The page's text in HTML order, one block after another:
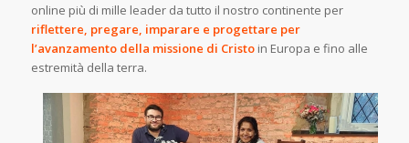
online più di mille leader da tutto il nostro continente per
riflettere, pregare, imparare e progettare per
l’avanzamento della missione di Cristoin Europa e fino alle
estremità della terra.